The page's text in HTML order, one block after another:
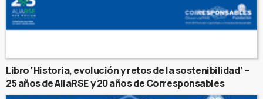
Libro ‘Historia, evolución y retos de la sostenibilidad’ –
25 años de AliaRSE y 20 años de Corresponsables